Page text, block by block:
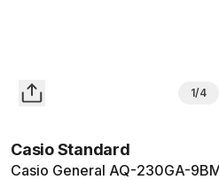
1/4
Casio Standard
Casio General AQ-230GA-